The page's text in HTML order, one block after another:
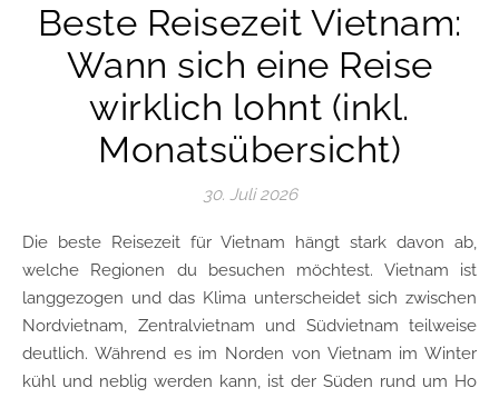
Beste Reisezeit Vietnam:
Wann sich eine Reise
wirklich lohnt (inkl.
Monatsübersicht)
30. Juli 2026
Die beste Reisezeit für Vietnam hängt stark davon ab,
welche Regionen du besuchen möchtest. Vietnam ist
langgezogen und das Klima unterscheidet sich zwischen
Nordvietnam, Zentralvietnam und Südvietnam teilweise
deutlich. Während es im Norden von Vietnam im Winter
kühl und neblig werden kann, ist der Süden rund um Ho